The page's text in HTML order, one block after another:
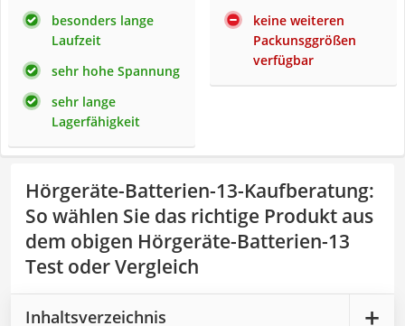
besonders lange
Laufzeit
sehr hohe Spannung
sehr lange
Lagerfähigkeit
keine weiteren
Packunsggrößen
verfügbar
Hörgeräte-Batterien-13-Kaufberatung:
So wählen Sie das richtige Produkt aus
dem obigen Hörgeräte-Batterien-13
Test oder Vergleich
Inhaltsverzeichnis